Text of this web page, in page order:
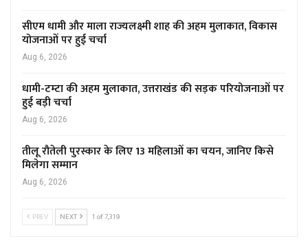
सीएम धामी और माला राज्यलक्ष्मी शाह की अहम मुलाकात, विकास
योजनाओं पर हुई चर्चा
Aug 6, 2026
धामी-टम्टा की अहम मुलाकात, उत्तराखंड की सड़क परियोजनाओं पर
हुई बड़ी चर्चा
Aug 6, 2026
तीलू रौतेली पुरस्कार के लिए 13 महिलाओं का चयन, जानिए किसे
मिलेगा सम्मान
Aug 6, 2026
PREV NEXT 1 of 7,319